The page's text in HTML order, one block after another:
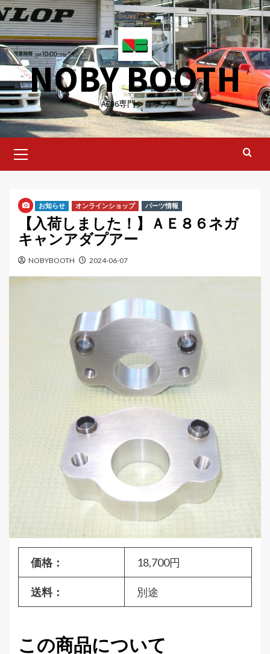
Skip
to
content
NOBY BOOTH
AE86専門ショップ
Menu
お知らせ オンラインショップ パーツ情報
【入荷しました！】ＡＥ８６ネガ
キャンアダプアー
NOBYBOOTH 2024-06-07
価格： 18,700円
送料： 別途
この商品について